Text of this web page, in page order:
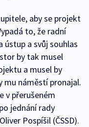
aby se projekt
to, že radní
a svůj souhlas
by tak musel
a musel by
mu náměstí pronajal.
v přerušeném
jednání rady
Pospíšil (ČSSD).